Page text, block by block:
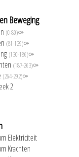
Beweging
(0-80)⚩
(81-129)⚩
(130-186)⚩
(187-263)⚩
(264-292)⚩
2
Elektriciteit
Krachten